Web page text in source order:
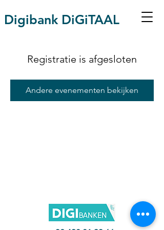
Digibank DiGiTAAL
Registratie is afgesloten
Andere evenementen bekijken